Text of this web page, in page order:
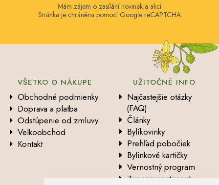
Mám zájem o zasílání novinek a akcí
Stránka je chráněna pomocí Google reCAPTCHA
VŠETKO O NÁKUPE
Obchodné podmienky
Doprava a platba
Odstúpenie od zmluvy
Velkoobchod
Kontakt
UŽITOČNÉ INFO
Najčastejšie otázky
(FAQ)
Články
Bylíkovinky
Prehľad pobočiek
Bylinkové kartičky
Vernostný program
Zoznam sortimentu